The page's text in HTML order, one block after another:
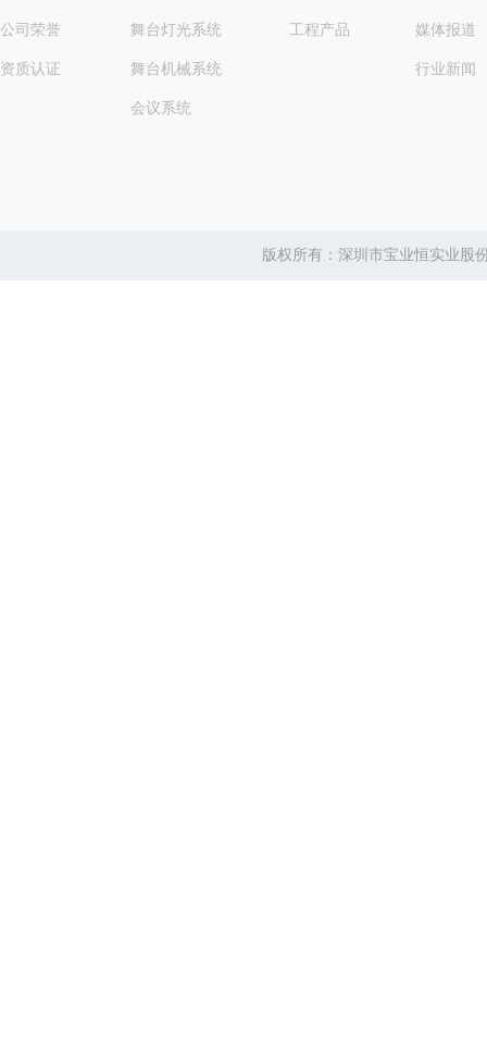
公司荣誉
资质认证
舞台灯光系统
舞台机械系统
会议系统
工程产品 媒体报道
行业新闻
版权所有：深圳市宝业恒实业